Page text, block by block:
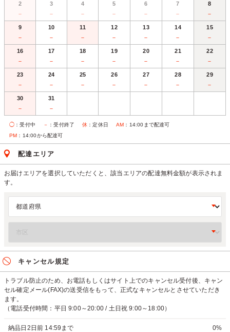
2
－
3
－
4
－
5
－
6
－
7
－
8
－
9
－
10
－
11
－
12
－
13
－
14
－
15
－
16
－
17
－
18
－
19
－
20
－
21
－
22
－
23
－
24
－
25
－
26
－
27
－
28
－
29
－
30
－
31
－
◯ ：受付中 － ：受付終了 休 ：定休日 AM ：14:00まで配達可
PM ：14:00から配達可
配達エリア
お届けエリアを選択していただくと、該当エリアの配達無料金額が表示されま
す。
キャンセル規定
トラブル防止のため、お電話もしくはサイト上でのキャンセル受付後、キャン
セル確定メール(FAX)の送受信をもって、正式なキャンセルとさせていただき
ます。
（電話受付時間：平日 9:00～20:00 / 土日祝 9:00～18:00）
納品日2日前 14:59まで 0%